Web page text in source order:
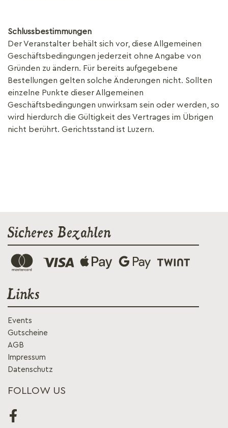
Schlussbestimmungen
Der Veranstalter behält sich vor, diese Allgemeinen
Geschäftsbedingungen jederzeit ohne Angabe von
Gründen zu ändern. Für bereits aufgegebene
Bestellungen gelten solche Änderungen nicht. Sollten
einzelne Punkte dieser Allgemeinen
Geschäftsbedingungen unwirksam sein oder werden, so
wird hierdurch die Gültigkeit des Vertrages im Übrigen
nicht berührt. Gerichtsstand ist Luzern.
Sicheres Bezahlen
Links
Events
Gutscheine
AGB
Impressum
Datenschutz
FOLLOW US